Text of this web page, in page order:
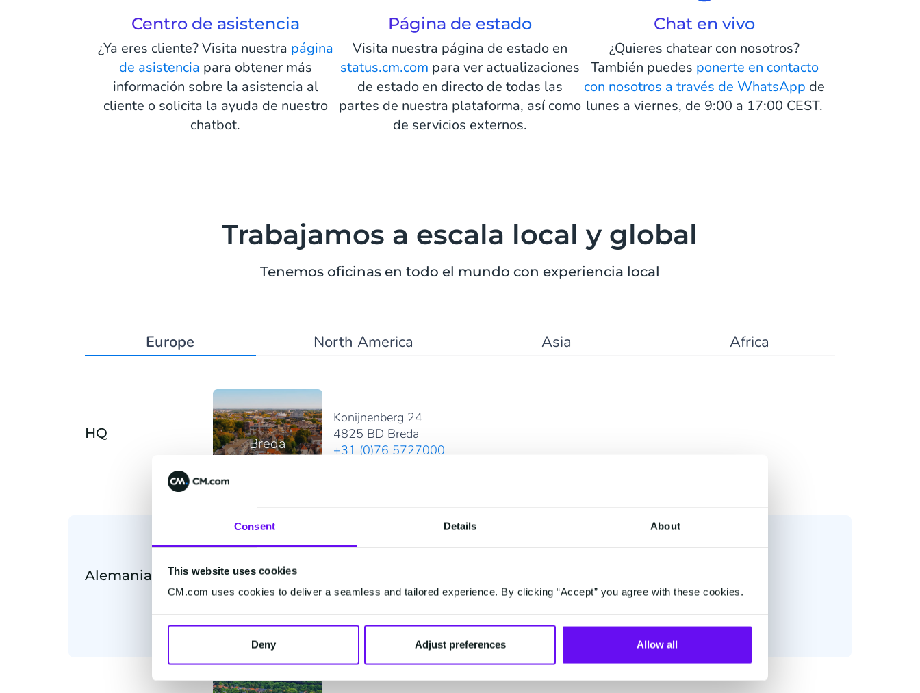
Consent Details About
This website uses cookies
CM.com uses cookies to deliver a seamless and tailored experience. By clicking “Accept” you agree with these cookies.
Deny Adjust preferences Allow all
Centro de asistencia
¿Ya eres cliente? Visita nuestra página
de asistencia para obtener más
información sobre la asistencia al
cliente o solicita la ayuda de nuestro
chatbot.
Página de estado
Visita nuestra página de estado en
status.cm.com para ver actualizaciones
de estado en directo de todas las
partes de nuestra plataforma, así como
de servicios externos.
Chat en vivo
¿Quieres chatear con nosotros?
También puedes ponerte en contacto
con nosotros a través de WhatsApp de
lunes a viernes, de 9:00 a 17:00 CEST.
Trabajamos a escala local y global
Tenemos oficinas en todo el mundo con experiencia local
Europe North America Asia Africa
HQ
Breda
Konijnenberg 24
4825 BD Breda
+31 (0)76 5727000
Alemania
Volkach
+49 32 221 09 6288
Mostrar en Google Maps